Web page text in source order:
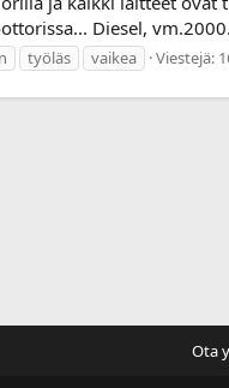
Diesel,
työläs vaikea Viestejä:
Ota